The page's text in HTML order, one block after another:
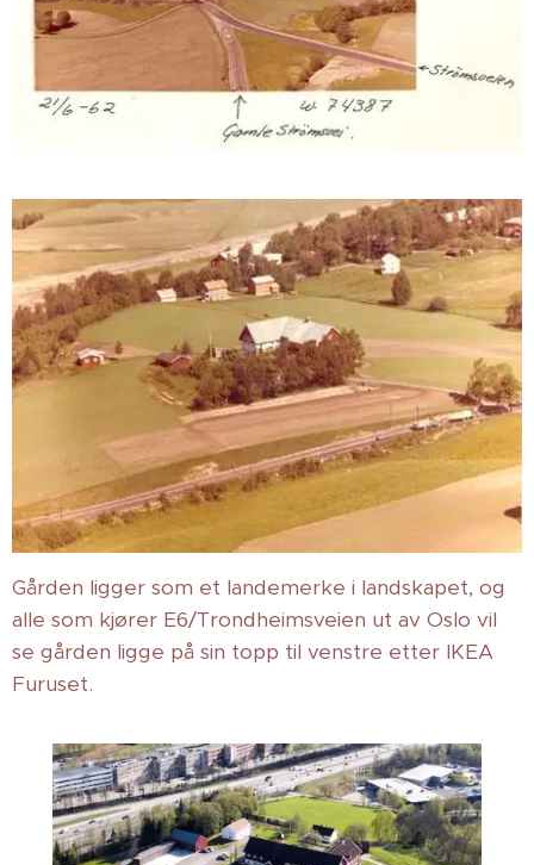
Gården ligger som et landemerke i landskapet, og
alle som kjører E6/Trondheimsveien ut av Oslo vil
se gården ligge på sin topp til venstre etter IKEA
Furuset.